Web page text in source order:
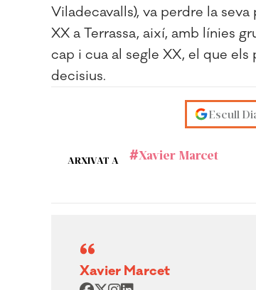
Viladecavalls), va perdre la
XX a Terrassa, així, amb línies
cap i cua al segle XX, el que
decisius.
Escull
ARXIVAT A Xavier Marcet
Xavier Marcet